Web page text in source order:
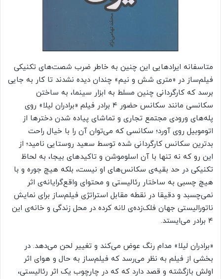
متاسفانه ایرادهایی این چنین به خاطر ضرب شصت‌های تکنیکی
فیلم‌ساز در «متری شش و نیم» چندان دیده نشدند تا کار به جایی
برسد که کارگردانی چنین مسلط به ابزار سینما، به ساختن
سکانسی مانند سکانس حضور ۴ برادر فیلم «برادران لیلا» روی
پله‌های ورودی مجتمع تجاری و تماشای پیاده شدن دخترها از
اتوموبیل روی آورد؛ سکانسی که می‌توان آن را با خیال راحت
بدترین سکانس کارگردانی شده توسط سعید روستایی نامید؛ از
این رو که نه تنها با آن اسلوموشن و تاکیدهای بیجا، به لحاظ
تکنیکی در حد بقیه‌ی سکانس‌های او نیست، بلکه هیچ جوره و با
هیچ چسبی به ساختار رئالیستی و محتوای واقع‌گرایانه‌ی اثر
نمی‌چسبد و دقیقا در نقطه مقابل استراتژی فیلم‌ساز برای نمایش
ناتورالیستی جهان فلک‌زده‌ی لانه کرده در محل زندگی و خانه‌ی این
۴ برادر می‌ایستد.
«برادران لیلا» مدام رنگ عوض می‌کند و تغییر لحن می‌دهد. در
بخشی از فیلم به نظر می‌رسد که فیلم‌ساز به حال و هوای اثر
اولش بازگشته و قصد دارد که که در چارچوب یک اثر رئالیستی،